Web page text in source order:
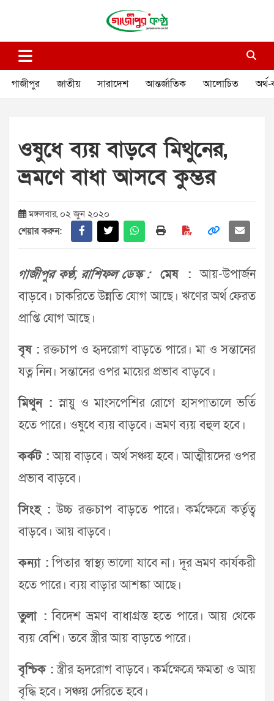
গাজীপুর কণ্ঠ
গাজীপুর জাতীয় সারাদেশ আন্তর্জাতিক আলোচিত অর্থ-
ওষুধে ব্যয় বাড়বে মিথুনের,
ভ্রমণে বাধা আসবে কুম্ভর
মঙ্গলবার, ০২ জুন ২০২০
শেয়ার করুন:
গাজীপুর কণ্ঠ, রাশিফল ডেস্ক :মেষ : আয়-উপার্জন
বাড়বে। চাকরিতে উন্নতি যোগ আছে। ঋণের অর্থ ফেরত
প্রাপ্তি যোগ আছে।
বৃষ : রক্তচাপ ও হৃদরোগ বাড়তে পারে। মা ও সন্তানের
যত্ন নিন। সন্তানের ওপর মায়ের প্রভাব বাড়বে।
মিথুন : স্নায়ু ও মাংসপেশির রোগে হাসপাতালে ভর্তি
হতে পারে। ওষুধে ব্যয় বাড়বে। ভ্রমণ ব্যয় বহুল হবে।
কর্কট :আয় বাড়বে। অর্থ সঞ্চয় হবে। আত্মীয়দের ওপর
প্রভাব বাড়বে।
সিংহ : উচ্চ রক্তচাপ বাড়তে পারে। কর্মক্ষেত্রে কর্তৃত্ব
বাড়বে। আয় বাড়বে।
কন্যা :পিতার স্বাস্থ্য ভালো যাবে না। দূর ভ্রমণ কার্যকরী
হতে পারে। ব্যয় বাড়ার আশঙ্কা আছে।
তুলা : বিদেশ ভ্রমণ বাধাগ্রস্ত হতে পারে। আয় থেকে
ব্যয় বেশি। তবে স্ত্রীর আয় বাড়তে পারে।
বৃশ্চিক :স্ত্রীর হৃদরোগ বাড়বে। কর্মক্ষেত্রে ক্ষমতা ও আয়
বৃদ্ধি হবে। সঞ্চয় দেরিতে হবে।